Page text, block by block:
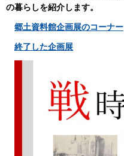
の暮らしを紹介します。
郷土資料館企画展のコーナー
終了した企画展